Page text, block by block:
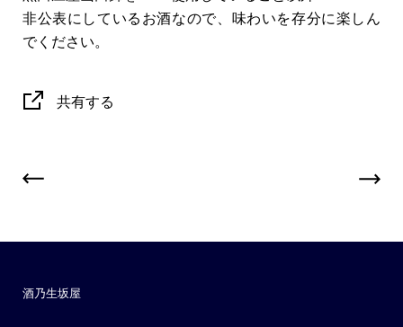
非公表にしているお酒なので、味わいを存分に楽しん
でください。
共有する
酒乃生坂屋